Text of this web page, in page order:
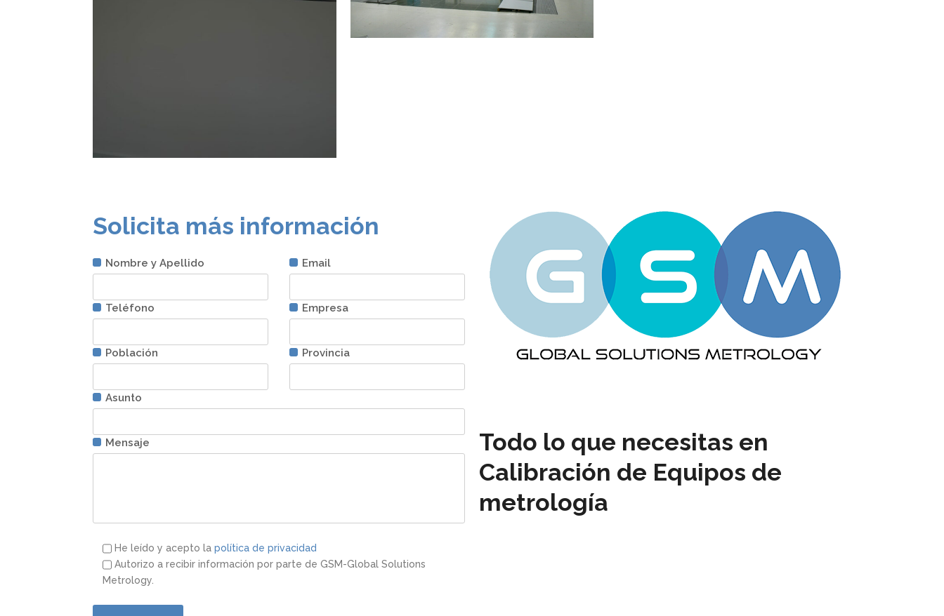
Solicita más información
Nombre y Apellido Email
Teléfono Empresa
Población Provincia
Asunto
Mensaje
He leído y acepto lapolítica de privacidad
Autorizo a recibir información por parte de GSM-Global Solutions
Metrology.
Todo lo que necesitas en
Calibración de Equipos de
metrología